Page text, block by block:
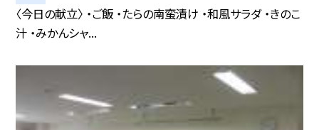
〈今日の献立〉 ・ご飯 ・たらの南蛮漬け ・和風サラダ ・きのこ
汁 ・みかんシャ...